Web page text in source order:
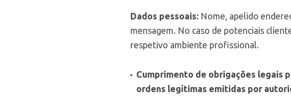
Dados pessoais: Nome, apelido
mensagem. No caso de potenciais
respetivo ambiente profissional.
Cumprimento de obrigações legais
ordens legítimas emitidas por